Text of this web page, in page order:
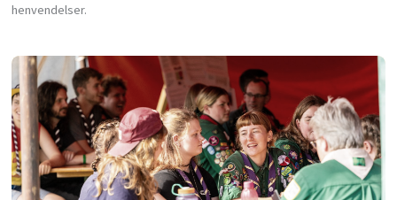
henvendelser.